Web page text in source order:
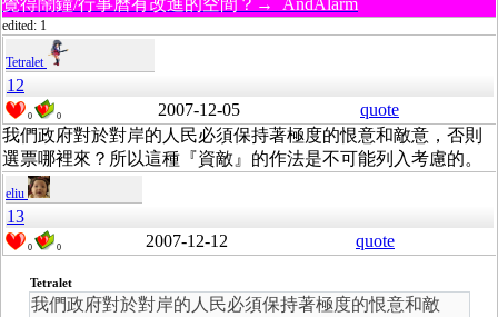
覺得鬧鐘/行事曆有改進的空間？→ AndAlarm
edited: 1
Tetralet
12
0 0 2007-12-05
quote
我們政府對於對岸的人民必須保持著極度的恨意和敵意，否則
選票哪裡來？所以這種『資敵』的作法是不可能列入考慮的。
eliu
13
0 0 2007-12-12 quote
Tetralet
我們政府對於對岸的人民必須保持著極度的恨意和敵